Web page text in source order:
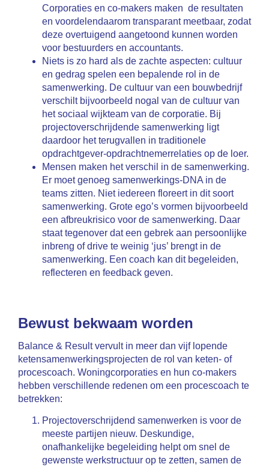
Corporaties en co-makers maken de resultaten
en voordelendaarom transparant meetbaar, zodat
deze overtuigend aangetoond kunnen worden
voor bestuurders en accountants.
Niets is zo hard als de zachte aspecten: cultuur
en gedrag spelen een bepalende rol in de
samenwerking. De cultuur van een bouwbedrijf
verschilt bijvoorbeeld nogal van de cultuur van
het sociaal wijkteam van de corporatie. Bij
projectoverschrijdende samenwerking ligt
daardoor het terugvallen in traditionele
opdrachtgever-opdrachtnemerrelaties op de loer.
Mensen maken het verschil in de samenwerking.
Er moet genoeg samenwerkings-DNA in de
teams zitten. Niet iedereen floreert in dit soort
samenwerking. Grote ego’s vormen bijvoorbeeld
een afbreukrisico voor de samenwerking. Daar
staat tegenover dat een gebrek aan persoonlijke
inbreng of drive te weinig ‘jus’ brengt in de
samenwerking. Een coach kan dit begeleiden,
reflecteren en feedback geven.
Bewust bekwaam worden
Balance & Result vervult in meer dan vijf lopende
ketensamenwerkingsprojecten de rol van keten- of
procescoach. Woningcorporaties en hun co-makers
hebben verschillende redenen om een procescoach te
betrekken:
Projectoverschrijdend samenwerken is voor de
meeste partijen nieuw. Deskundige,
onafhankelijke begeleiding helpt om snel de
gewenste werkstructuur op te zetten, samen de